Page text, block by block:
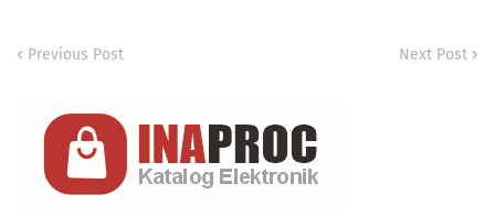
Previous Post Next Post